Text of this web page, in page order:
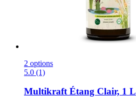
2 options
5.0 (1)
MultikraftÉtang Clair, 1 L